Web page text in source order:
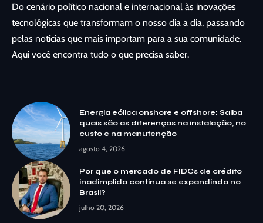
Do cenário político nacional e internacional às inovações
tecnológicas que transformam o nosso dia a dia, passando
pelas notícias que mais importam para a sua comunidade.
Aqui você encontra tudo o que precisa saber.
Energia eólica onshore e offshore: Saiba
quais são as diferenças na instalação, no
custo e na manutenção
agosto 4, 2026
Por que o mercado de FIDCs de crédito
inadimplido continua se expandindo no
Brasil?
julho 20, 2026